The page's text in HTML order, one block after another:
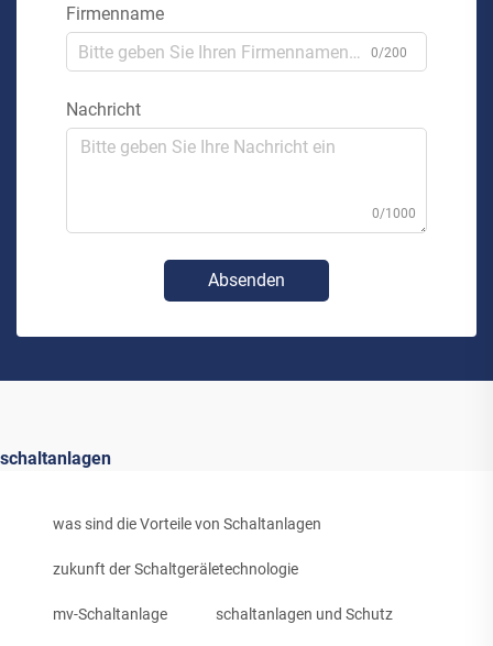
Firmenname
0/200
Nachricht
0/1000
Absenden
schaltanlagen
was sind die Vorteile von Schaltanlagen
zukunft der Schaltgeräletechnologie
mv-Schaltanlage schaltanlagen und Schutz